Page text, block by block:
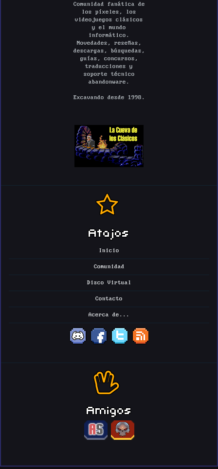
Comunidad fanática de
los píxeles, los
videojuegos clásicos
y el mundo
informático.
Novedades, reseñas,
descargas, búsquedas,
guías, concursos,
traducciones y
soporte técnico
abandonware.
Excavando desde 1998.
Atajos
Inicio
Comunidad
Disco Virtual
Contacto
Acerca de...
Amigos